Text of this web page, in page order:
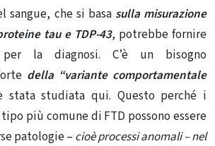
sangue, che si basa sulla misurazione
​​tau e TDP-43, potrebbe fornire
la diagnosi. C’è un bisogno
della “variante comportamentale
studiata qui. Questo perché i
più comune di FTD possono essere
patologie – cioè processi anomali – nel